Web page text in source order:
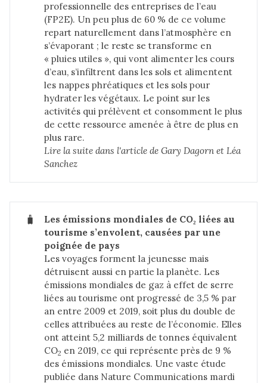
professionnelle des entreprises de l’eau
(FP2E). Un peu plus de 60 % de ce volume
repart naturellement dans l’atmosphère en
s’évaporant ; le reste se transforme en
« pluies utiles », qui vont alimenter les cours
d’eau, s’infiltrent dans les sols et alimentent
les nappes phréatiques et les sols pour
hydrater les végétaux. Le point sur les
activités qui prélèvent et consomment le plus
de cette ressource amenée à être de plus en
plus rare.
Lire la suite dans l'article de Gary Dagorn et Léa
Sanchez
🧳
Les émissions mondiales de CO₂ liées au
tourisme s’envolent, causées par une
poignée de pays
Les voyages forment la jeunesse mais
détruisent aussi en partie la planète. Les
émissions mondiales de gaz à effet de serre
liées au tourisme ont progressé de 3,5 % par
an entre 2009 et 2019, soit plus du double de
celles attribuées au reste de l’économie. Elles
ont atteint 5,2 milliards de tonnes équivalent
CO2 en 2019, ce qui représente près de 9 %
des émissions mondiales. Une vaste étude
publiée dans Nature Communications mardi